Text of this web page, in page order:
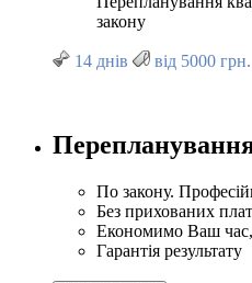
закону
14 днів від 5000 грн.
По закону.
Без прихованих
Економимо Ваш
Гарантія результату